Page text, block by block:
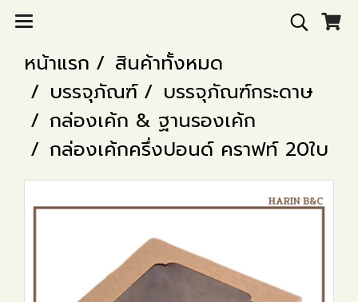
หน้าแรก
สินค้าทั้งหมด
บรรจุภัณฑ์
บรรจุภัณฑ์กระดาษ
กล่องเค้ก & ฐานรองเค้ก
กล่องเค้กครึ่งปอนด์ คราฟท์ 20ใบ